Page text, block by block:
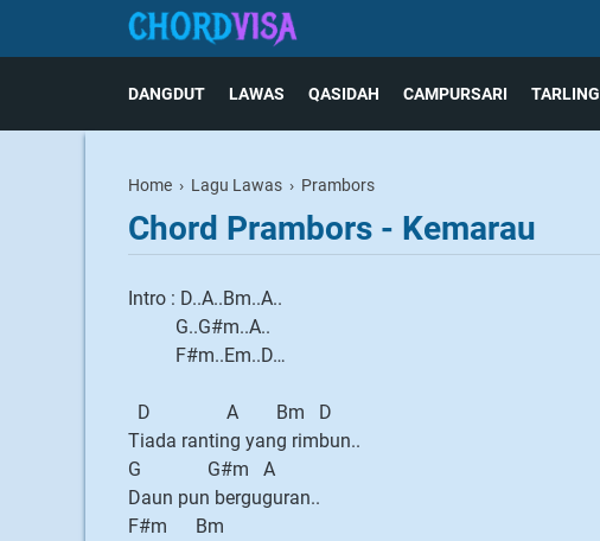
DANGDUT LAWAS QASIDAH CAMPURSARI TARLING
Home › Lagu Lawas › Prambors
Chord Prambors - Kemarau
Intro : D..A..Bm..A..
G..G#m..A..
F#m..Em..D…
D A Bm D
Tiada ranting yang rimbun..
G G#m A
Daun pun berguguran..
F#m Bm